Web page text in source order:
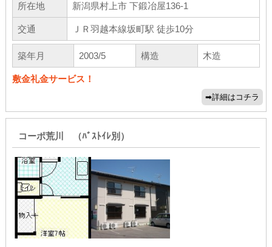
所在地
新潟県村上市 下鍛冶屋136-1
交通 ＪＲ羽越本線坂町駅 徒歩10分
築年月 2003/5 構造 木造
敷金礼金サービス！
コーポ荒川 （ﾊﾞｽﾄｲﾚ別）